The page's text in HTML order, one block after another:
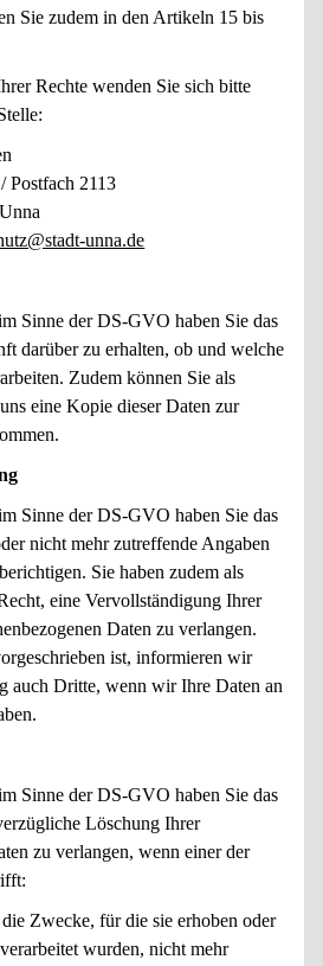
Sie zudem in den Artikeln 15 bis
Rechte wenden Sie sich bitte
Postfach 2113
unna.de
Sinne der DS-GVO haben Sie das
darüber zu erhalten, ob und welche
Zudem können Sie als
eine Kopie dieser Daten zur
Sinne der DS-GVO haben Sie das
nicht mehr zutreffende Angaben
Sie haben zudem als
eine Vervollständigung Ihrer
Daten zu verlangen.
ist, informieren wir
auch Dritte, wenn wir Ihre Daten an
Sinne der DS-GVO haben Sie das
Löschung Ihrer
zu verlangen, wenn einer der
Zwecke, für die sie erhoben oder
wurden, nicht mehr